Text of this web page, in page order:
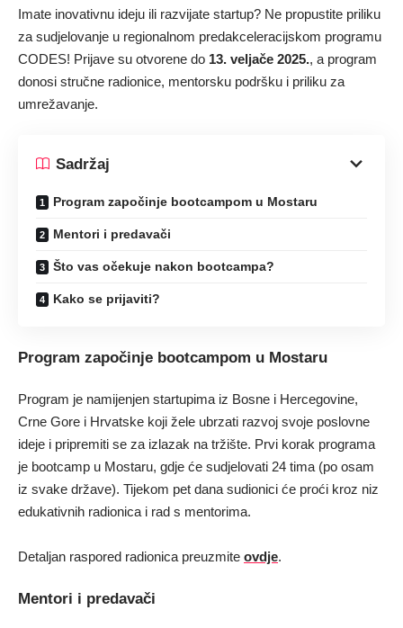
Imate inovativnu ideju ili razvijate startup? Ne propustite priliku
za sudjelovanje u regionalnom predakceleracijskom programu
CODES! Prijave su otvorene do 13. veljače 2025., a program
donosi stručne radionice, mentorsku podršku i priliku za
umrežavanje.
Sadržaj
Program započinje bootcampom u Mostaru
Mentori i predavači
Što vas očekuje nakon bootcampa?
Kako se prijaviti?
Program započinje bootcampom u Mostaru
Program je namijenjen startupima iz Bosne i Hercegovine,
Crne Gore i Hrvatske koji žele ubrzati razvoj svoje poslovne
ideje i pripremiti se za izlazak na tržište. Prvi korak programa
je bootcamp u Mostaru, gdje će sudjelovati 24 tima (po osam
iz svake države). Tijekom pet dana sudionici će proći kroz niz
edukativnih radionica i rad s mentorima.
Detaljan raspored radionica preuzmite ovdje.
Mentori i predavači